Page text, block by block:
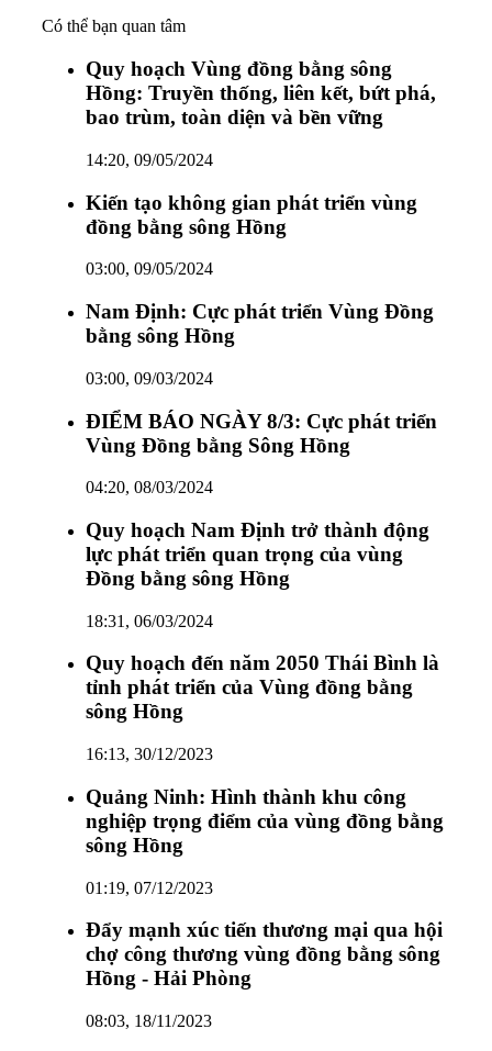
Có thể bạn quan tâm
Quy hoạch Vùng đồng bằng sông
Hồng: Truyền thống, liên kết, bứt phá,
bao trùm, toàn diện và bền vững
14:20, 09/05/2024
Kiến tạo không gian phát triển vùng
đồng bằng sông Hồng
03:00, 09/05/2024
Nam Định: Cực phát triển Vùng Đồng
bằng sông Hồng
03:00, 09/03/2024
ĐIỂM BÁO NGÀY 8/3: Cực phát triển
Vùng Đồng bằng Sông Hồng
04:20, 08/03/2024
Quy hoạch Nam Định trở thành động
lực phát triển quan trọng của vùng
Đồng bằng sông Hồng
18:31, 06/03/2024
Quy hoạch đến năm 2050 Thái Bình là
tỉnh phát triển của Vùng đồng bằng
sông Hồng
16:13, 30/12/2023
Quảng Ninh: Hình thành khu công
nghiệp trọng điểm của vùng đồng bằng
sông Hồng
01:19, 07/12/2023
Đẩy mạnh xúc tiến thương mại qua hội
chợ công thương vùng đồng bằng sông
Hồng - Hải Phòng
08:03, 18/11/2023